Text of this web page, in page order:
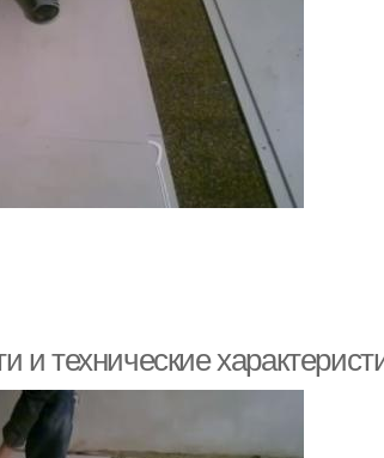
и технические